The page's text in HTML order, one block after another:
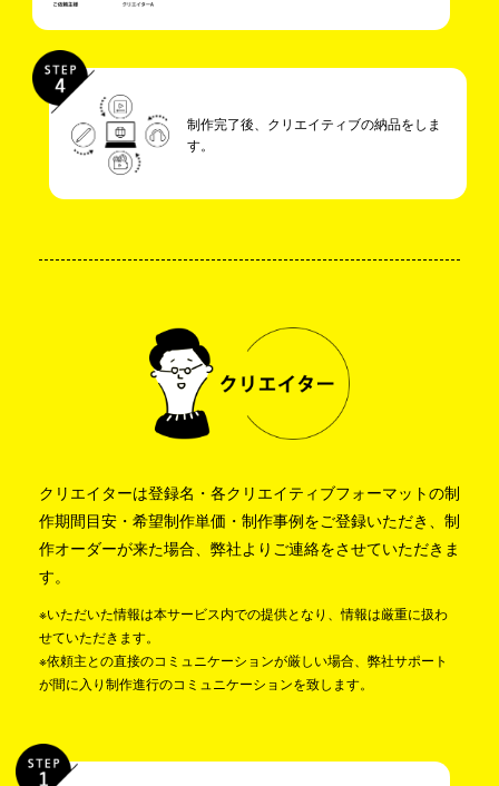
制作完了後、クリエイティブの納品をしま
す。
クリエイターは登録名・各クリエイティブフォーマットの制
作期間目安・希望制作単価・制作事例をご登録いただき、制
作オーダーが来た場合、弊社よりご連絡をさせていただきま
す。
※いただいた情報は本サービス内での提供となり、情報は厳重に扱わ
せていただきます。
※依頼主との直接のコミュニケーションが厳しい場合、弊社サポート
が間に入り制作進行のコミュニケーションを致します。